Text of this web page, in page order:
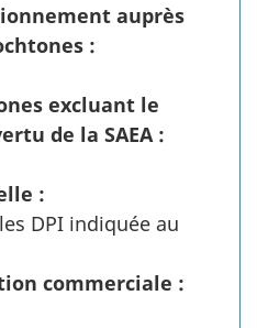
auprès
:
excluant le
de la SAEA :
:
DPI indiquée au
commerciale :